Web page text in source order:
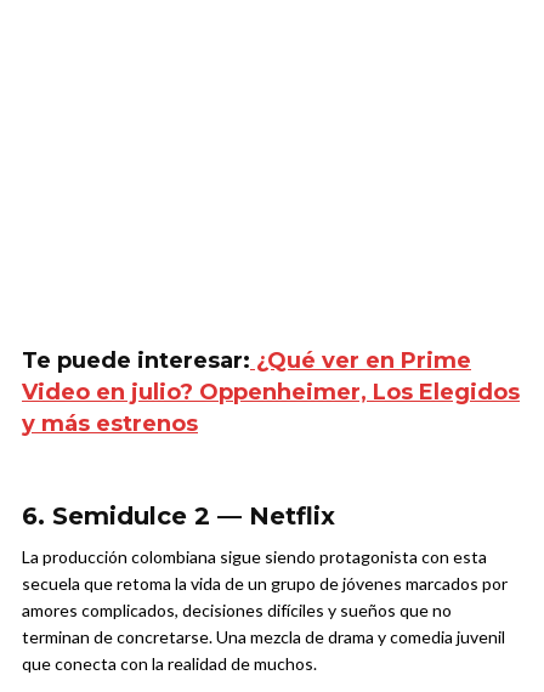
Te puede interesar: ¿Qué ver en Prime
Video en julio? Oppenheimer, Los Elegidos
y más estrenos
6. Semidulce 2 — Netflix
La producción colombiana sigue siendo protagonista con esta
secuela que retoma la vida de un grupo de jóvenes marcados por
amores complicados, decisiones difíciles y sueños que no
terminan de concretarse. Una mezcla de drama y comedia juvenil
que conecta con la realidad de muchos.